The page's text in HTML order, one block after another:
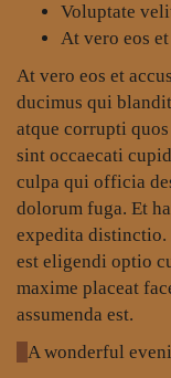
Voluptate
At vero eos
At vero eos et
ducimus qui
atque corrupti
sint occaecati
culpa qui officia
dolorum fuga. Et
expedita distinctio.
est eligendi optio
maxime placeat
assumenda est.
A wonderful